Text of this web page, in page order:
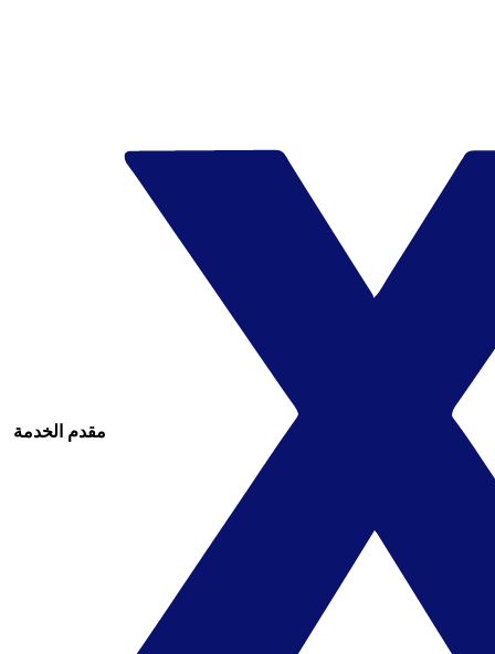
مقدم الخدمة